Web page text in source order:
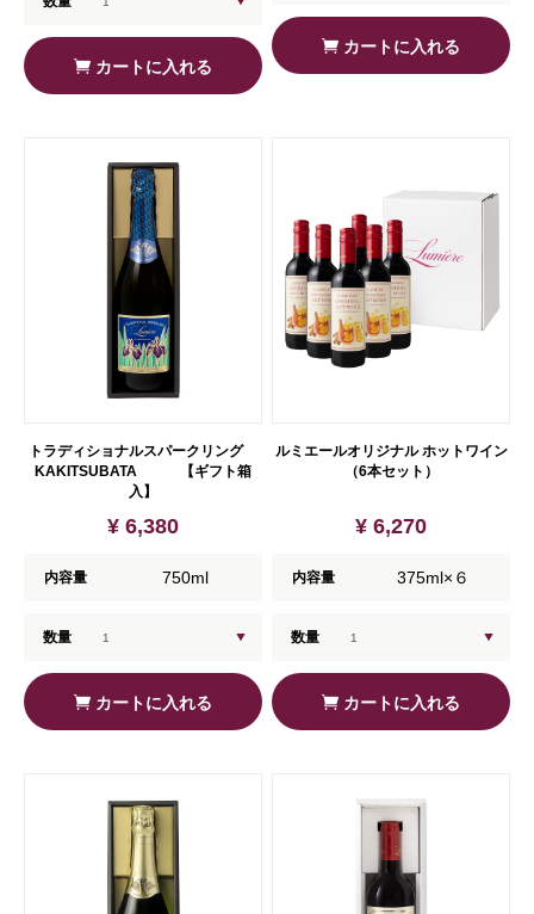
カートに入れる
カートに入れる
トラディショナルスパークリング
KAKITSUBATA 【ギフト箱
入】
¥ 6,380
内容量 750ml
数量
カートに入れる
ルミエールオリジナル ホットワイン
（6本セット）
¥ 6,270
内容量 375ml×６
数量
カートに入れる